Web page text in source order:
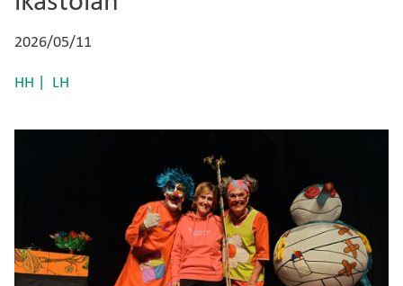
2026/05/11
HH LH